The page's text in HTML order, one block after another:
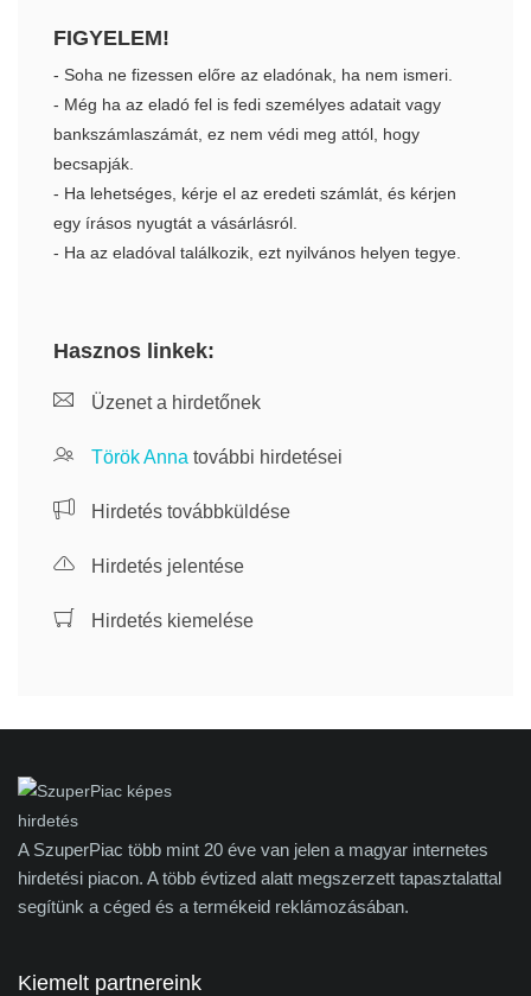
FIGYELEM!
- Soha ne fizessen előre az eladónak, ha nem ismeri.
- Még ha az eladó fel is fedi személyes adatait vagy
bankszámlaszámát, ez nem védi meg attól, hogy
becsapják.
- Ha lehetséges, kérje el az eredeti számlát, és kérjen
egy írásos nyugtát a vásárlásról.
- Ha az eladóval találkozik, ezt nyilvános helyen tegye.
Hasznos linkek:
Üzenet a hirdetőnek
Török Anna további hirdetései
Hirdetés továbbküldése
Hirdetés jelentése
Hirdetés kiemelése
A SzuperPiac több mint 20 éve van jelen a magyar internetes
hirdetési piacon. A több évtized alatt megszerzett tapasztalattal
segítünk a céged és a termékeid reklámozásában.
Kiemelt partnereink